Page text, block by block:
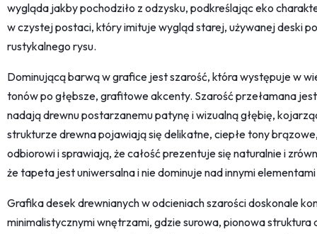
wygląda jakby pochodziło z odzysku, podkreślając eko
w czystej postaci, który imituje wygląd starej, używanej deski
rustykalnego rysu.
Dominującą barwą w grafice jest szarość, która występuje w
tonów po głębsze, grafitowe akcenty. Szarość przełamana
nadają drewnu postarzanemu patynę i wizualną głębię,
strukturze drewna pojawiają się delikatne, ciepłe tony
odbiorowi i sprawiają, że całość prezentuje się naturalnie i
że tapeta jest uniwersalna i nie dominuje nad innymi
Grafika desek drewnianych w odcieniach szarości doskonale
minimalistycznymi wnętrzami, gdzie surowa, pionowa struktura